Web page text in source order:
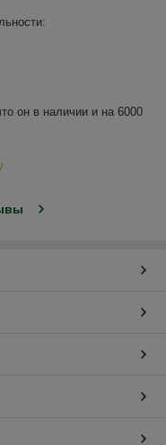
он в наличии и на 6000